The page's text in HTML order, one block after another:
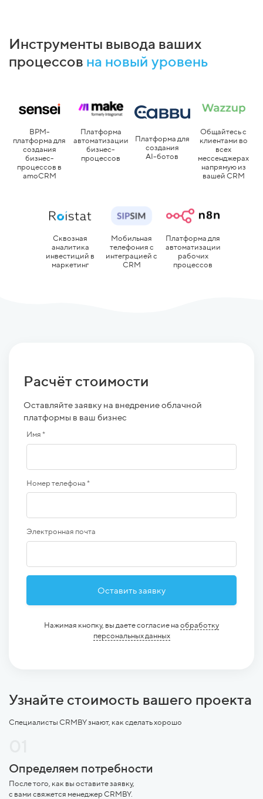
Инструменты вывода ваших
процессов на новый уровень
BPM-
платформа для
создания
бизнес-
процессов в
amoCRM
Платформа
автоматизации
бизнес-
процессов
Платформа для
создания
AI-ботов
Общайтесь с
клиентами во
всех
мессенджерах
напрямую из
вашей CRM
Сквозная
аналитика
инвестиций в
маркетинг
Мобильная
телефония с
интеграцией с
CRM
Платформа для
автоматизации
рабочих
процессов
Расчёт стоимости
Оставляйте заявку на внедрение облачной
платформы в ваш бизнес
Имя *
Номер телефона *
Электронная почта
Оставить заявку
Нажимая кнопку, вы даете согласие на обработку
персональных данных
Узнайте стоимость вашего проекта
Специалисты CRMBY знают, как сделать хорошо
Определяем потребности
После того, как вы оставите заявку,
с вами свяжется менеджер CRMBY.